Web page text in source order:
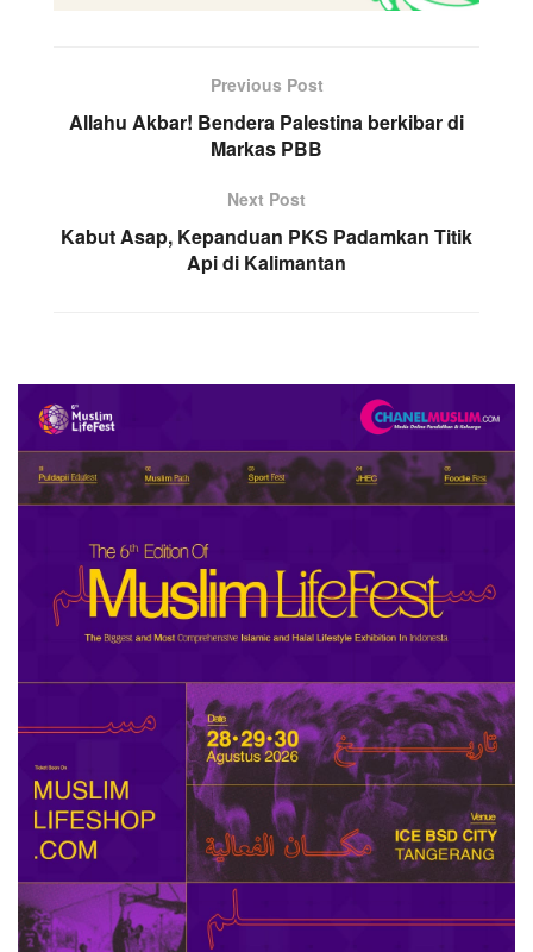
Previous Post
Allahu Akbar! Bendera Palestina berkibar di
Markas PBB
Next Post
Kabut Asap, Kepanduan PKS Padamkan Titik
Api di Kalimantan